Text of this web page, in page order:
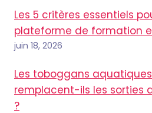
Les 5 critères essentiels
plateforme de formation
juin 18, 2026
Les toboggans
remplacent-ils les sorties
?